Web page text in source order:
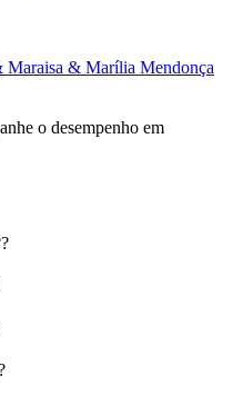
Maraisa & Marília Mendonça
o desempenho em